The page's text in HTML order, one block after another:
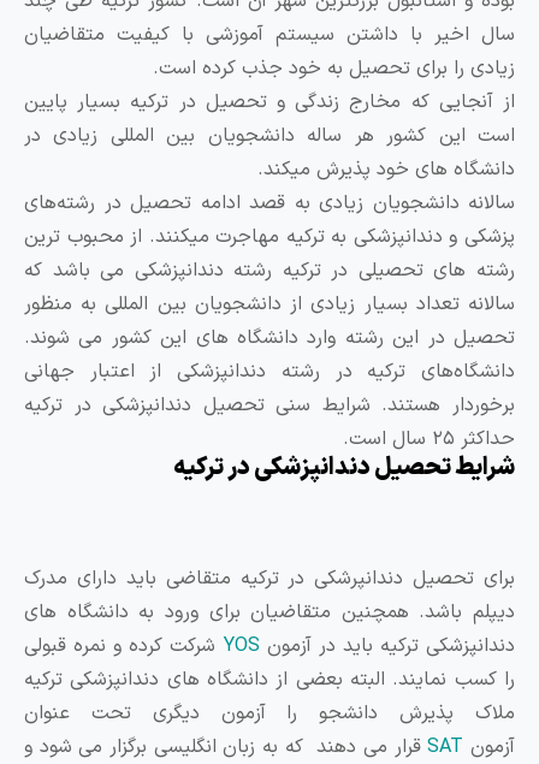
با داشتن سیستم آموزشی با کیفیت متقاضیان
را برای تحصیل به خود جذب کرده است.
که مخارج زندگی و تحصیل در ترکیه بسیار پایین
کشور هر ساله دانشجویان بین المللی زیادی در
های خود پذیرش میکند.
دانشجویان زیادی به قصد ادامه تحصیل در رشته‌های
و دندانپزشکی به ترکیه مهاجرت میکنند. از محبوب ترین
تحصیلی در ترکیه رشته دندانپزشکی می باشد که
تعداد بسیار زیادی از دانشجویان بین المللی به منظور
در این رشته وارد دانشگاه های این کشور می شوند.
ترکیه در رشته دندانپزشکی از اعتبار جهانی
هستند. شرایط سنی تحصیل دندانپزشکی در ترکیه
تحصیل دندانپزشکی در ترکیه
دندانپرشکی در ترکیه متقاضی باید دارای مدرک
باشد. همچنین متقاضیان برای ورود به دانشگاه های
ترکیه باید در آزمونYOSشرکت کرده و نمره قبولی
نمایند. البته بعضی از دانشگاه های دندانپزشکی ترکیه
پذیرش دانشجو را آزمون دیگری تحت عنوان
SATقرار می دهند که به زبان انگلیسی برگزار می شود و